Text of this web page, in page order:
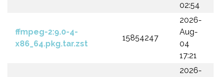
02:54
ffmpeg-2:9.0-4-
x86_64.pkg.tar.zst
15854247
2026-
Aug-
04
17:21
2026-